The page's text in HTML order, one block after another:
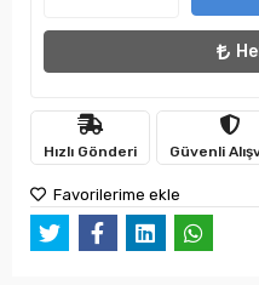
Hızlı Gönderi Güvenli
Favorilerime ekle